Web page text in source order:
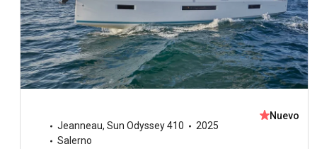
Jeanneau, Sun Odyssey 410
2025
Salerno
Nuevo